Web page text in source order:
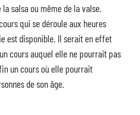
la salsa ou même de la valse.
qui se déroule aux heures
est disponible. Il serait en effet
cours auquel elle ne pourrait pas
un cours où elle pourrait
de son âge.